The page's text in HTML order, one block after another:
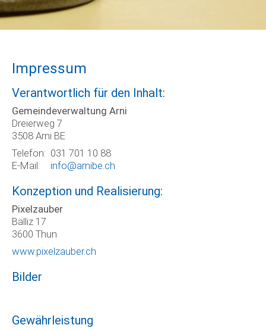
Impressum
Verantwortlich für den Inhalt:
Gemeindeverwaltung Arni
Dreierweg 7
3508 Arni BE
Telefon: 031 701 10 88
E-Mail:
info@arnibe.ch
Konzeption und Realisierung:
Pixelzauber
Bälliz 17
3600 Thun
www.pixelzauber.ch
Bilder
Gewährleistung